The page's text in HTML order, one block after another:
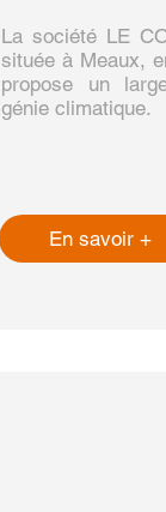
La société LE
située à Meaux,
propose un
génie climatique.
En savoir +